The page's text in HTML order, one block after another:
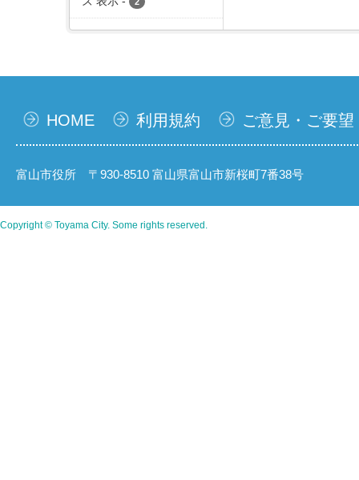
HOME 利用規約 ご意見・ご要望
富山市役所 〒930-8510 富山県富山市新桜町7番38号
Copyright © Toyama City. Some rights reserved.